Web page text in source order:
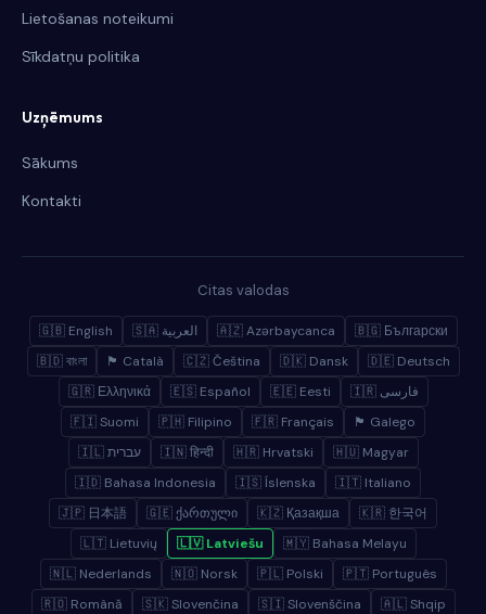
Lietošanas noteikumi
Sīkdatņu politika
Uzņēmums
Sākums
Kontakti
Citas valodas
🇬🇧 English 🇸🇦 العربية 🇦🇿 Azərbaycanca
🇧🇬 Български
🇧🇩 বাংলা
🏴 Català 🇨🇿 Čeština 🇩🇰 Dansk
🇩🇪 Deutsch
🇬🇷 Ελληνικά
🇪🇸 Español 🇪🇪 Eesti
🇮🇷 فارسی
🇫🇮 Suomi
🇵🇭 Filipino 🇫🇷 Français
🏴 Galego
🇮🇱 עברית
🇮🇳 हिन्दी 🇭🇷 Hrvatski
🇭🇺 Magyar
🇮🇩 Bahasa Indonesia
🇮🇸 Íslenska
🇮🇹 Italiano
🇯🇵 日本語
🇬🇪 ქართული 🇰🇿 Қазақша
🇰🇷 한국어
🇱🇹 Lietuvių
🇱🇻 Latviešu
🇲🇾 Bahasa Melayu
🇳🇱 Nederlands
🇳🇴 Norsk 🇵🇱 Polski
🇵🇹 Português
🇷🇴 Română
🇸🇰 Slovenčina 🇸🇮 Slovenščina 🇦🇱 Shqip